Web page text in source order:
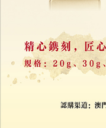
中美AI價格戰升溫
OpenAI大削模型收費
05/08/2026 10881